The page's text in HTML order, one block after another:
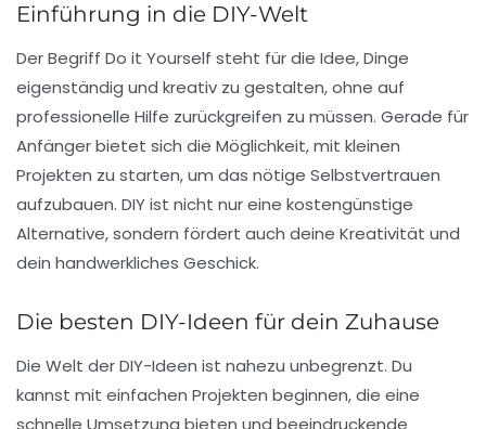
Einführung in die DIY-Welt
Der Begriff Do it Yourself steht für die Idee, Dinge
eigenständig und kreativ zu gestalten, ohne auf
professionelle Hilfe zurückgreifen zu müssen. Gerade für
Anfängerbietet sich die Möglichkeit, mit kleinen
Projekten zu starten, um das nötige Selbstvertrauen
aufzubauen. DIY ist nicht nur eine kostengünstige
Alternative, sondern fördert auch deine Kreativität und
dein handwerkliches Geschick.
Die besten DIY-Ideen für dein Zuhause
Die Welt derDIY-Ideen ist nahezu unbegrenzt. Du
kannst mit einfachen Projekten beginnen, die eine